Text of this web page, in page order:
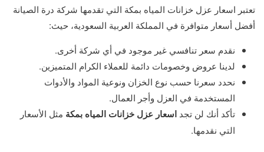
تعتبر اسعار عزل خزانات المياه بمكة التي تقدمها شركة درة الصيانة
أفضل أسعار متوافرة في المملكة العربية السعودية، حيث:
نقدم سعر تنافسي غير موجود في أي شركة أخرى.
لدينا عروض وخصومات دائمة للعملاء الكرام المتميزين.
نحدد سعرنا حسب نوع الخزان ونوعية المواد والأدوات
المستخدمة في العزل وأجر العمال.
تأكد أنك لن تجد اسعار عزل خزانات المياه بمكة مثل الأسعار
التي نقدمها.